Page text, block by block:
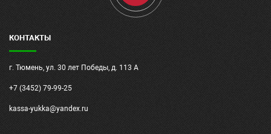
КОНТАКТЫ
г. Тюмень, ул. 30 лет Победы, д. 113 А
+7 (3452) 79-99-25
kassa-yukka@yandex.ru